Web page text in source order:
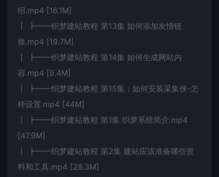
绍.mp4 [16.1M]
┃ ┣━━织梦建站教程 第13集 如何添加友情链
接.mp4 [19.7M]
┃ ┣━━织梦建站教程 第14集 如何生成网站内
容.mp4 [9.4M]
┃ ┣━━织梦建站教程 第15集：如何安装采集侠-怎
样设置.mp4 [44M]
┃ ┣━━织梦建站教程 第1集 织梦系统简介.mp4
[47.9M]
┃ ┣━━织梦建站教程 第2集 建站应该准备哪些资
料和工具.mp4 [28.3M]